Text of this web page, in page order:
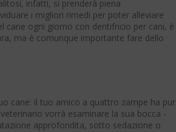
infatti, si prenderà piena
i migliori rimedi per poter alleviare
cane ogni giorno con dentifricio per cani, è
ma è comunque importante fare dello
cane: il tuo amico a quattro zampe ha pur
vorrà esaminare la sua bocca -
approfondita, sotto sedazione o